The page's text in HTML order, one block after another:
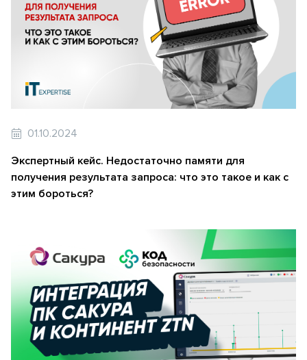
01.10.2024
Экспертный кейс. Недостаточно памяти для
получения результата запроса: что это такое и как с
этим бороться?